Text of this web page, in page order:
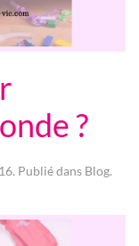
?
. Publié dans Blog.